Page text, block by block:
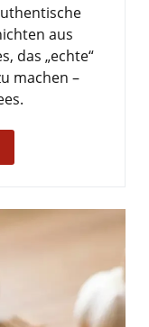
aus
das „echte“
machen –